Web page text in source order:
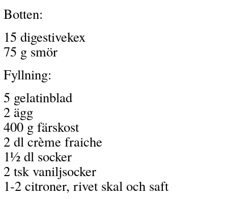
Botten:
15 digestivekex
75 g smör
Fyllning:
5 gelatinblad
2 ägg
400 g färskost
2 dl crème fraiche
1½ dl socker
2 tsk vaniljsocker
1-2 citroner, rivet skal och saft